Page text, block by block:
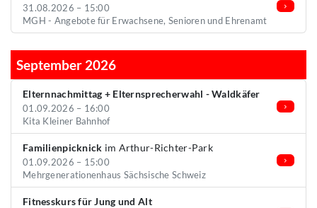
31.08.2026 – 15:00
MGH - Angebote für Erwachsene, Senioren und Ehrenamt
September 2026
Elternnachmittag + Elternsprecherwahl - Waldkäfer
01.09.2026 – 16:00
Kita Kleiner Bahnhof
Familienpicknick im Arthur-Richter-Park
01.09.2026 – 15:00
Mehrgenerationenhaus Sächsische Schweiz
Fitnesskurs für Jung und Alt